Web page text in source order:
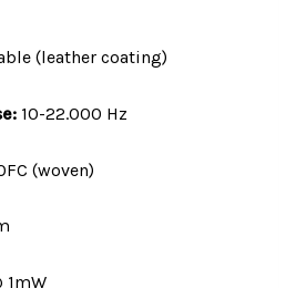
(leather coating)
10-22.000 Hz
(woven)
1mW